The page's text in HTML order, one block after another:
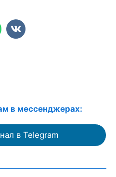
в мессенджерах:
в Telegram